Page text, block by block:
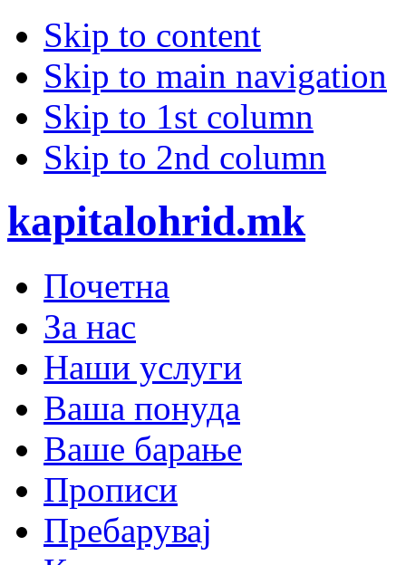
Skip to content
Skip to main navigation
Skip to 1st column
Skip to 2nd column
kapitalohrid.mk
Почетна
За нас
Наши услуги
Ваша понуда
Ваше барање
Прописи
Пребарувај